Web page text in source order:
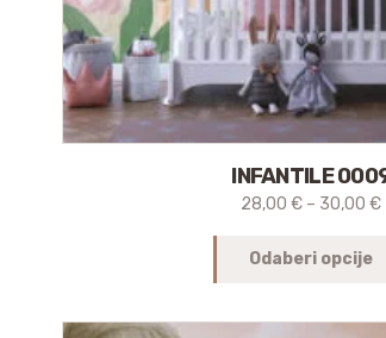
INFANTILE
28,00€ – 30,00€
Odaberi opcije